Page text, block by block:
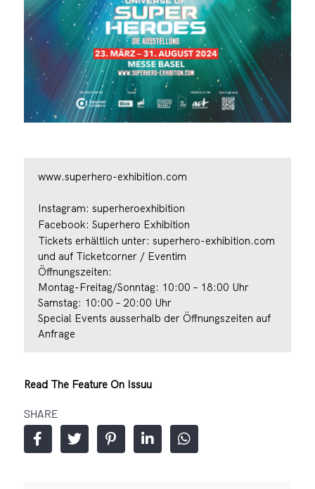
www.superhero-exhibition.com
Instagram: superheroexhibition
Facebook: Superhero Exhibition
Tickets erhältlich unter: superhero-exhibition.com
und auf Ticketcorner / Eventim
Öffnungszeiten:
Montag-Freitag/Sonntag: 10:00 – 18:00 Uhr
Samstag: 10:00 – 20:00 Uhr
Special Events ausserhalb der Öffnungszeiten auf
Anfrage
Read The Feature On Issuu
SHARE